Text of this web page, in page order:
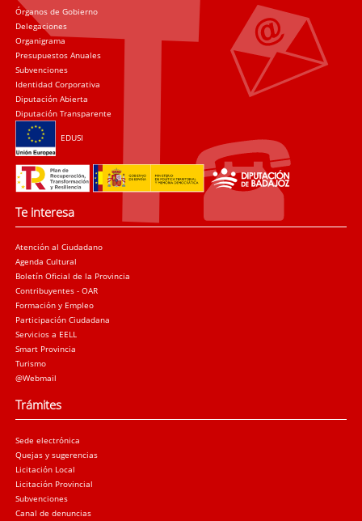
Órganos de Gobierno
Delegaciones
Organigrama
Presupuestos Anuales
Subvenciones
Identidad Corporativa
Diputación Abierta
Diputación Transparente
EDUSI
Te interesa
Atención al Ciudadano
Agenda Cultural
Boletín Oficial de la Provincia
Contribuyentes - OAR
Formación y Empleo
Participación Ciudadana
Servicios a EELL
Smart Provincia
Turismo
@Webmail
Trámites
Sede electrónica
Quejas y sugerencias
Licitación Local
Licitación Provincial
Subvenciones
Canal de denuncias